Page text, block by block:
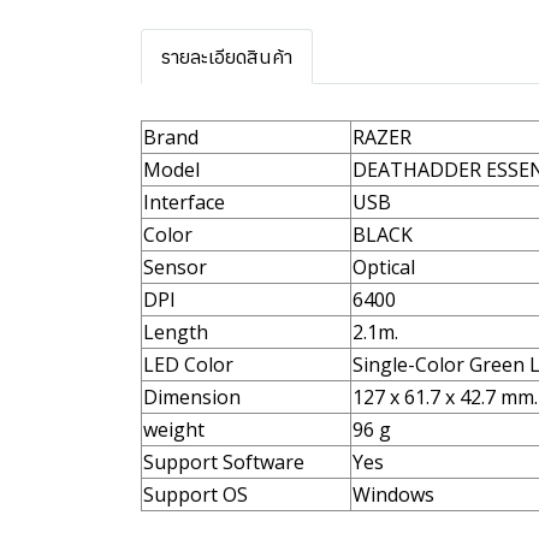
รายละเอียดสินค้า
Brand
RAZER
Model
DEATHADDER
Interface
USB
Color
BLACK
Sensor
Optical
DPI
6400
Length
2.1m.
LED Color
Single-Color Green
Dimension
127 x 61.7 x 42.7 mm.
weight
96 g
Support Software
Yes
Support OS
Windows